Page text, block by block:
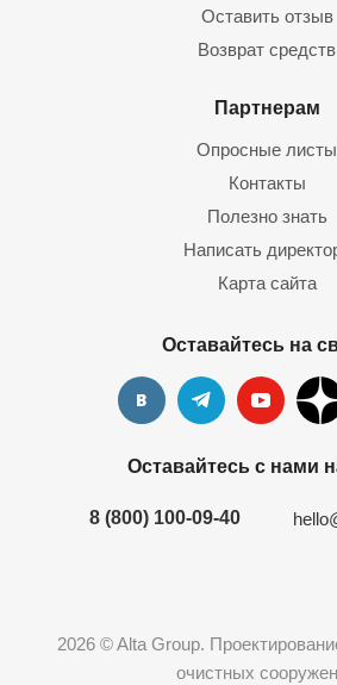
Оставить отзыв
Возврат средств
Партнерам
Опросные листы
Контакты
Полезно знать
Написать
Карта сайта
Оставайтесь на
Оставайтесь с нами
8 (800) 100-09-40
2026 © Alta Group.
очистных